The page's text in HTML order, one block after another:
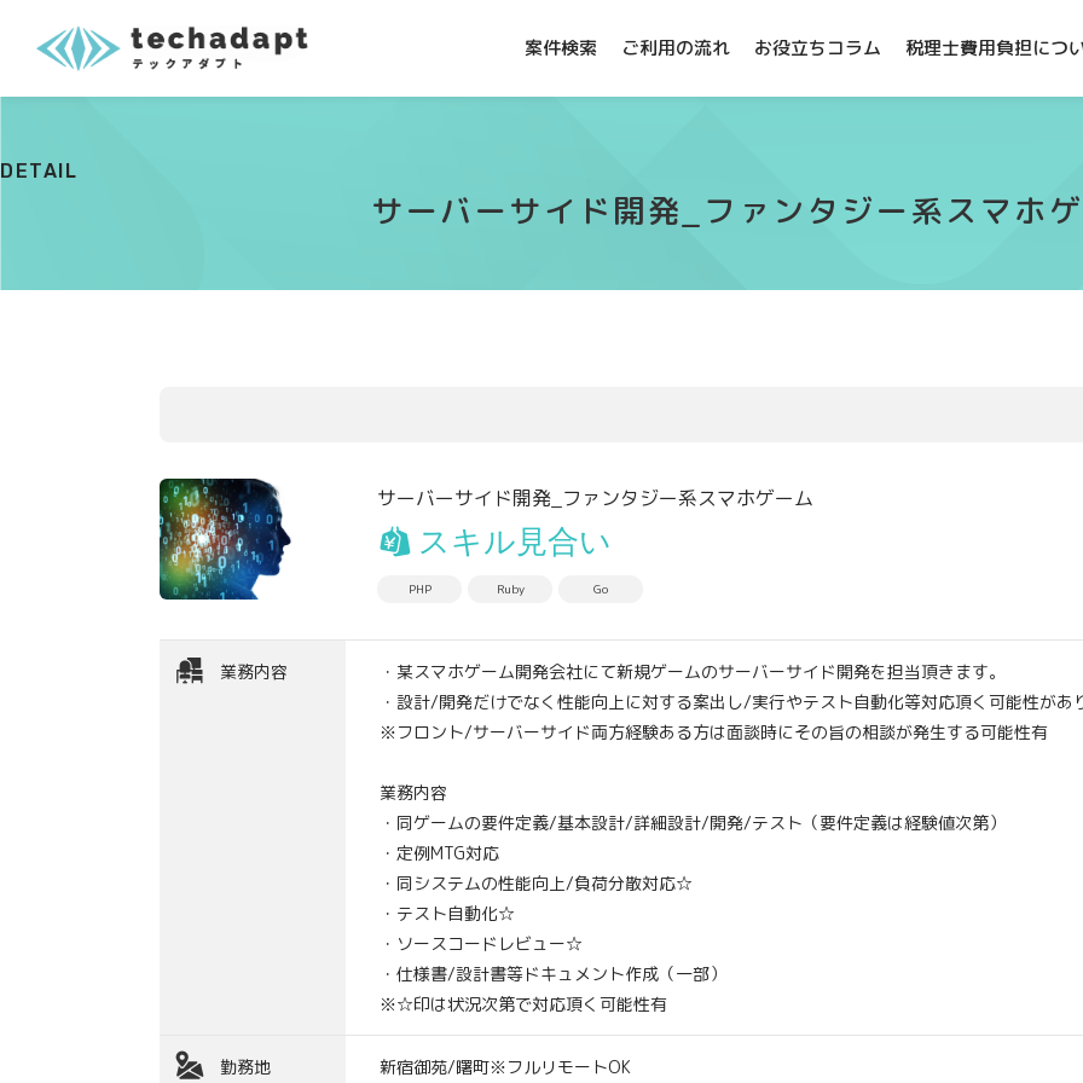
案件検索 ご利用の流れ お役立ちコラム 税理士費用負担につ
DETAIL
サーバーサイド開発_ファンタジー系スマホ
サーバーサイド開発_ファンタジー系スマホゲーム
スキル見合い
PHP Ruby Go
業務内容
・某スマホゲーム開発会社にて新規ゲームのサーバーサイド開発を担当頂きます。
・設計/開発だけでなく性能向上に対する案出し/実行やテスト自動化等対応頂く可能性があ
※フロント/サーバーサイド両方経験ある方は面談時にその旨の相談が発生する可能性有
業務内容
・同ゲームの要件定義/基本設計/詳細設計/開発/テスト（要件定義は経験値次第）
・定例MTG対応
・同システムの性能向上/負荷分散対応☆
・テスト自動化☆
・ソースコードレビュー☆
・仕様書/設計書等ドキュメント作成（一部）
※☆印は状況次第で対応頂く可能性有
勤務地 新宿御苑/曙町※フルリモートOK